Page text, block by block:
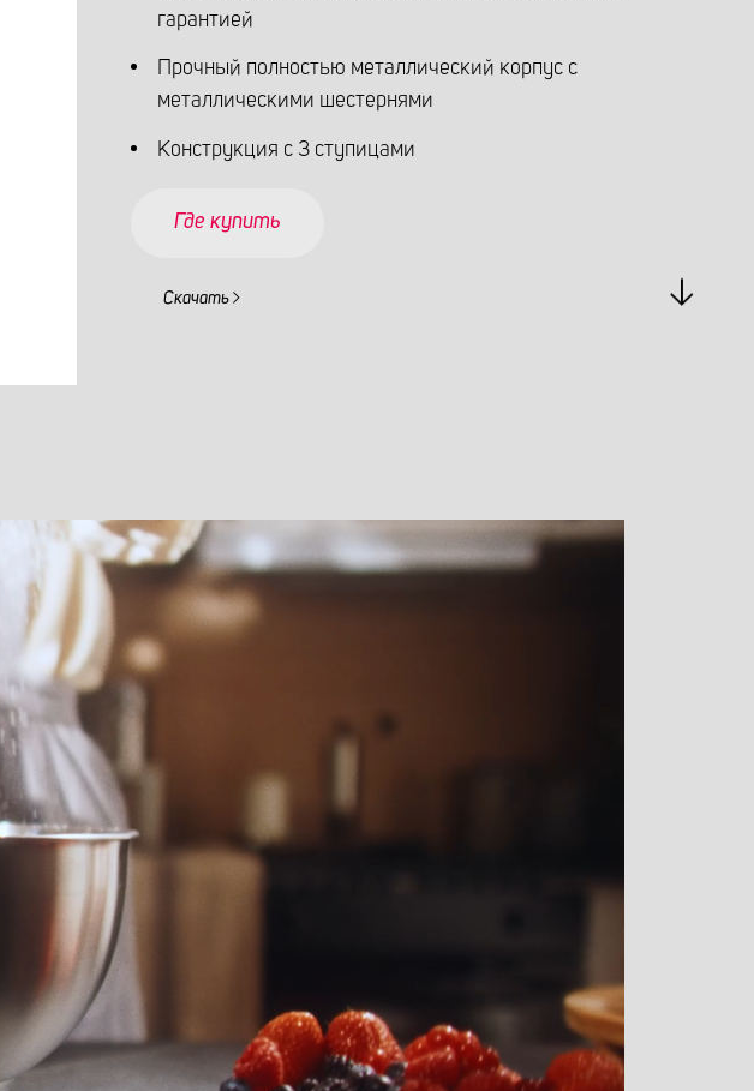
гарантией
Прочный полностью металлический корпус с
металлическими шестернями
Конструкция с 3 ступицами
Где купить
Скачать